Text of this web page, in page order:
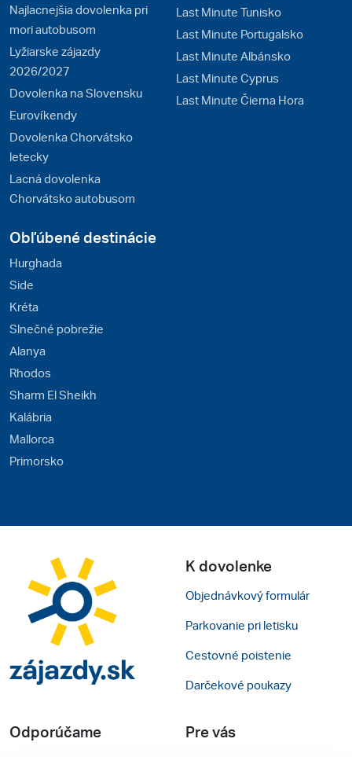
Najlacnejšia dovolenka pri
mori autobusom
Lyžiarske zájazdy
2026/2027
Dovolenka na Slovensku
Eurovíkendy
Dovolenka Chorvátsko
letecky
Lacná dovolenka
Chorvátsko autobusom
Last Minute Tunisko
Last Minute Portugalsko
Last Minute Albánsko
Last Minute Cyprus
Last Minute Čierna Hora
Obľúbené destinácie
Hurghada
Side
Kréta
Slnečné pobrežie
Alanya
Rhodos
Sharm El Sheikh
Kalábria
Mallorca
Primorsko
K dovolenke
Objednávkový formulár
Parkovanie pri letisku
Cestovné poistenie
Darčekové poukazy
Odporúčame Pre vás